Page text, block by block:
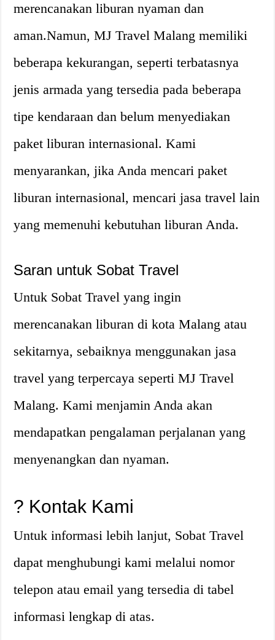
merencanakan liburan nyaman dan
aman.Namun, MJ Travel Malang memiliki
beberapa kekurangan, seperti terbatasnya
jenis armada yang tersedia pada beberapa
tipe kendaraan dan belum menyediakan
paket liburan internasional. Kami
menyarankan, jika Anda mencari paket
liburan internasional, mencari jasa travel lain
yang memenuhi kebutuhan liburan Anda.
Saran untuk Sobat Travel
Untuk Sobat Travel yang ingin
merencanakan liburan di kota Malang atau
sekitarnya, sebaiknya menggunakan jasa
travel yang terpercaya seperti MJ Travel
Malang. Kami menjamin Anda akan
mendapatkan pengalaman perjalanan yang
menyenangkan dan nyaman.
? Kontak Kami
Untuk informasi lebih lanjut, Sobat Travel
dapat menghubungi kami melalui nomor
telepon atau email yang tersedia di tabel
informasi lengkap di atas.